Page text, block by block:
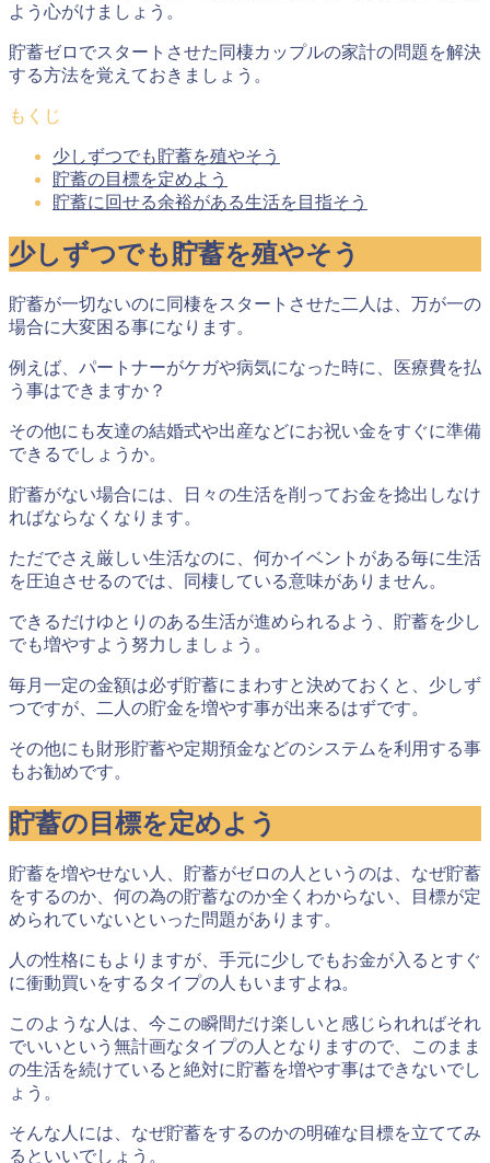
よう心がけましょう 。
貯蓄ゼロでスタートさせた同棲カップルの家計の問題を解決
する方法を覚えておきましょう。
もくじ
少しずつでも貯蓄を殖やそう
貯蓄の目標を定めよう
貯蓄に回せる余裕がある生活を目指そう
少しずつでも貯蓄を殖やそう
貯蓄が一切ないのに同棲をスタートさせた二人は、万が一の
場合に大変困る事になります。
例えば、パートナーがケガや病気になった時に、医療費を払
う事はできますか？
その他にも友達の結婚式や出産などにお祝い金をすぐに準備
できるでしょうか。
貯蓄がない場合には、日々の生活を削ってお金を捻出しなけ
ればならなくなります。
ただでさえ厳しい生活なのに、何かイベントがある毎に生活
を圧迫させるのでは、同棲している意味がありません。
できるだけゆとりのある生活が進められるよう、貯蓄を少し
でも増やすよう努力しましょう。
毎月一定の金額は必ず貯蓄にまわすと決めておく と、少しず
つですが、二人の貯金を増やす事が出来るはずです。
その他にも財形貯蓄や定期預金などのシステムを利用する事
もお勧めです。
貯蓄の目標を定めよう
貯蓄を増やせない人、貯蓄がゼロの人というのは、なぜ貯蓄
をするのか、何の為の貯蓄なのか全くわからない、目標が定
められていないといった問題があります。
人の性格にもよりますが、手元に少しでもお金が入るとすぐ
に衝動買いをするタイプの人もいますよね。
このような人は、今この瞬間だけ楽しいと感じられればそれ
でいいという無計画なタイプの人となりますので、このまま
の生活を続けていると絶対に貯蓄を増やす事はできないでし
ょう。
そんな人には、 なぜ貯蓄をするのかの明確な目標を立ててみ
るといいでしょう。